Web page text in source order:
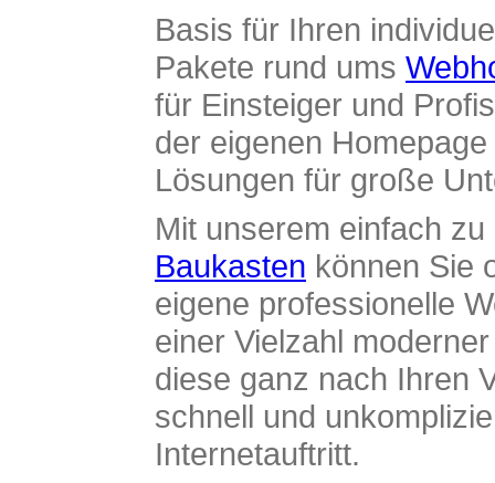
Basis für Ihren
Pakete rund ums
für Einsteiger und
der eigenen
Lösungen für große
Mit unserem einfach
Baukasten können Sie
eigene professionelle
einer Vielzahl
diese ganz nach Ihren
schnell und
Internetauftritt.